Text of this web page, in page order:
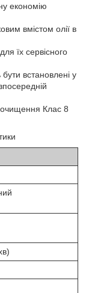
економію
вмістом олії в
їх сервісного
встановлені у
очищення Клас 8